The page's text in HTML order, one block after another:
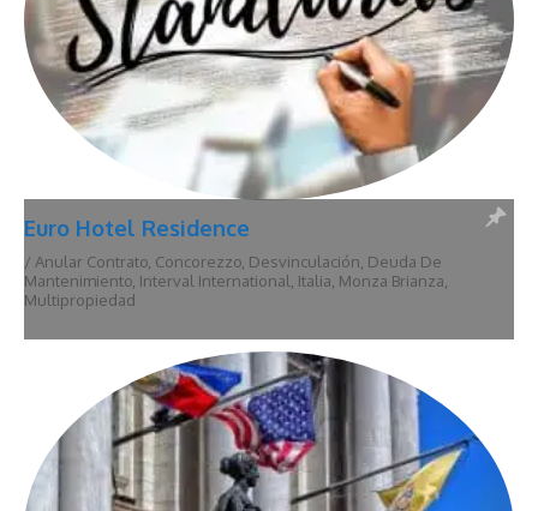
Euro Hotel Residence
/ Anular Contrato, Concorezzo, Desvinculación, Deuda De
Mantenimiento, Interval International, Italia, Monza Brianza,
Multipropiedad